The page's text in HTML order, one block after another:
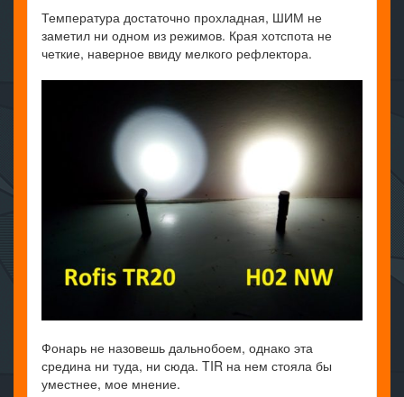
Температура достаточно прохладная, ШИМ не
заметил ни одном из режимов. Края хотспота не
четкие, наверное ввиду мелкого рефлектора.
Фонарь не назовешь дальнобоем, однако эта
средина ни туда, ни сюда. TIR на нем стояла бы
уместнее, мое мнение.